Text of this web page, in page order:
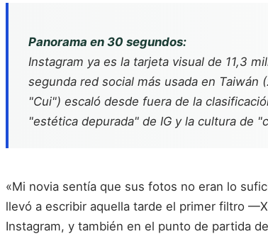
Panorama en 30 segundos:
Instagram ya es la tarjeta visual de 11,3
segunda red social más usada en Taiwán
"Cui") escaló desde fuera de la
"estética depurada" de IG y la cultura de
«Mi novia sentía que sus fotos no eran lo
llevó a escribir aquella tarde el primer filtro
Instagram, y también en el punto de partida